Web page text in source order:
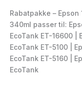
Rabatpakke – Epson
340ml passer til:
EcoTank ET-16600 |
EcoTank ET-5100 |
EcoTank ET-5160 |
EcoTank